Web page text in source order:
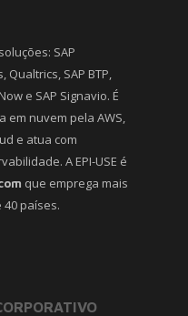
SAP
Qualtrics, SAP BTP,
e SAP Signavio. É
em nuvem pela AWS,
e atua com
A EPI-USE é
que emprega mais
40 países.